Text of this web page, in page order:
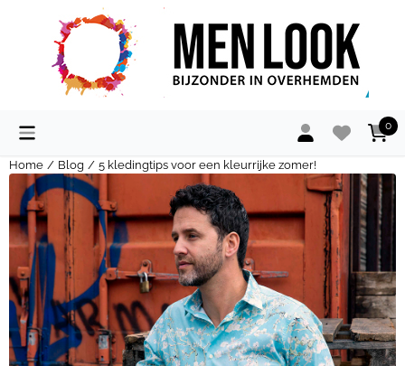
Cookievoorkeuren zijn momenteel gesloten.
0
Home / Blog / 5 kledingtips voor een kleurrijke zomer!